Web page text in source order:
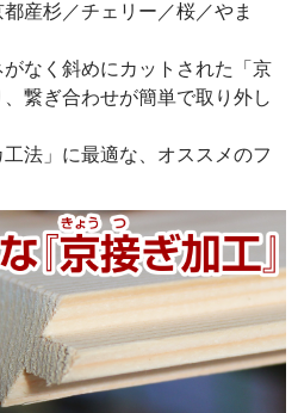
産杉／チェリー／桜／やま
なく斜めにカットされた「京
繋ぎ合わせが簡単で取り外し
法」に最適な、オススメのフ